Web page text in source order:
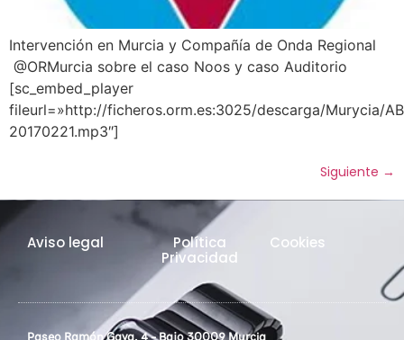
Intervención en Murcia y Compañía de Onda Regional
@ORMurcia sobre el caso Noos y caso Auditorio
[sc_embed_player
fileurl=»http://ficheros.orm.es:3025/descarga/Murycia/
20170221.mp3″]
Siguiente →
Aviso legal
Política
Privacidad
Cookies